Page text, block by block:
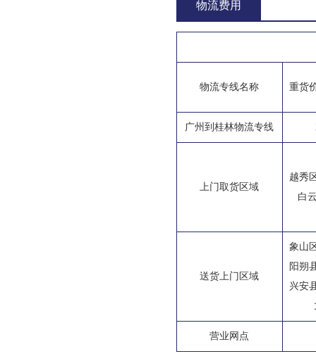
物流费用
物流专线名称 重货
广州到桂林物流专线
上门取货区域
越秀
白
送货上门区域
象山
阳朔
兴安
营业网点